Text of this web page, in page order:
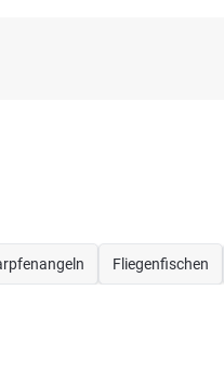
Fliegenfischen